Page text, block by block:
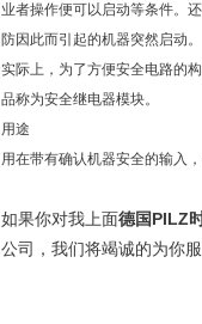
业者操作便可以启动等条件。
防因此而引起的机器突然启动。
实际上，为了方便安全电路的
品称为安全继电器模块。
用途
用在带有确认机器安全的输入
如果你对我上面德国PILZ
公司，我们将竭诚的为你服